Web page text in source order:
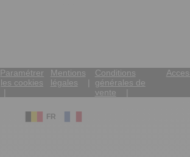
Paramétrer
les cookies
Mentions
légales
Conditions
générales de
vente
FR